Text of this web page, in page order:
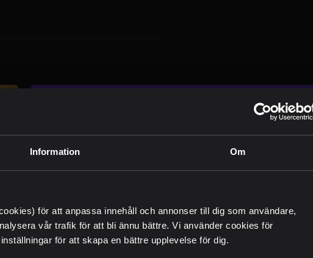
Information Om
för att anpassa innehåll och annonser till dig som användare,
vår trafik för att bli ännu bättre. Vi använder cookies för
för att skapa en bättre upplevelse för dig.
Senaste nyheterna
Ta del av "behind the scenes"